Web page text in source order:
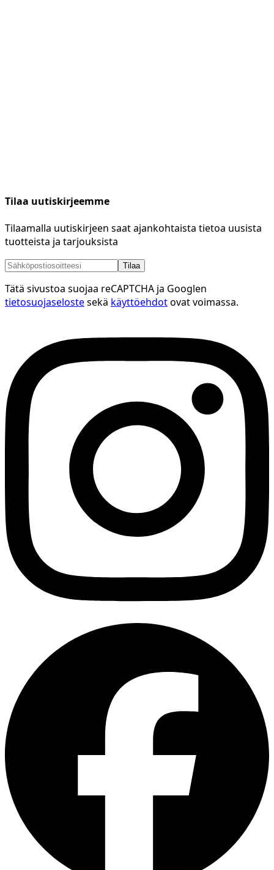
Tilaa uutiskirjeemme
Tilaamalla uutiskirjeen saat ajankohtaista tietoa uusista
tuotteista ja tarjouksista
Tilaa
Tätä sivustoa suojaa reCAPTCHA ja Googlen
tietosuojaselostesekä käyttöehdotovat voimassa.